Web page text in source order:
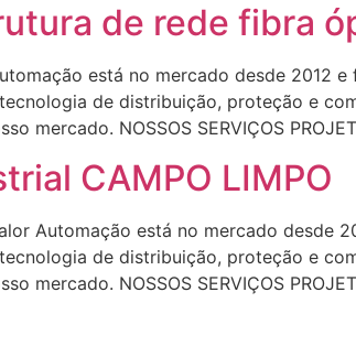
de rede fibra
está no mercado desde 2012
de distribuição, proteção e
mercado. NOSSOS SERVIÇOS
CAMPO LIMPO
Automação está no mercado
de distribuição, proteção e
mercado. NOSSOS SERVIÇOS